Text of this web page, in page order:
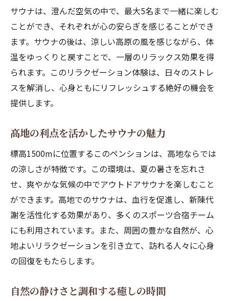
サウナは、澄んだ空気の中で、最大5名まで一緒に楽しむ
ことができ、それぞれが心の安らぎを感じることができ
ます。サウナの後は、涼しい高原の風を感じながら、体
温をゆっくりと戻すことで、一層のリラックス効果を得
られます。このリラクゼーション体験は、日々のストレ
スを解消し、心身ともにリフレッシュする絶好の機会を
提供します。
高地の利点を活かしたサウナの魅力
標高1500mに位置するこのペンションは、高地ならでは
の涼しさが特徴です。この環境は、夏の暑さを忘れさ
せ、爽やかな気候の中でアウトドアサウナを楽しむこと
ができます。高地でのサウナは、血行を促進し、新陳代
謝を活性化する効果があり、多くのスポーツ合宿チーム
にも利用されています。また、周囲の豊かな自然が、心
地よいリラクゼーションを引き立て、訪れる人々に心身
の回復をもたらします。
自然の静けさと調和する癒しの時間